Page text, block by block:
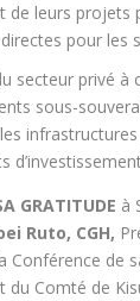
de leurs projets
pour les
secteur privé à
sous-
GRATITUDE à
Ruto, CGH,
Conférence de
du Comté de